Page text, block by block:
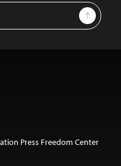
Sign Up
Press Freedom Center